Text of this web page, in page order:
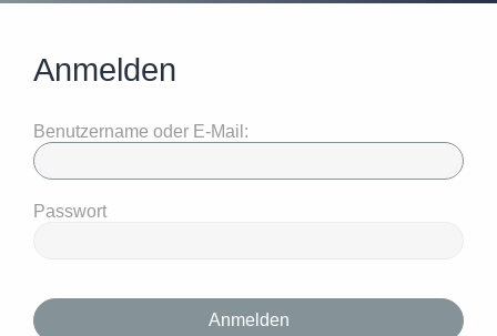
Anmelden
Benutzername oder E-Mail:
Passwort